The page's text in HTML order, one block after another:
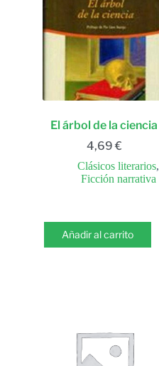
El árbol de la ciencia
4,69 €
Clásicos literarios,
Ficción narrativa
Añadir al carrito